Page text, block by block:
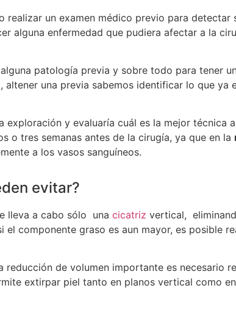
un examen médico previo para detectar
alguna enfermedad que pudiera afectar a la
patología previa y sobre todo para tener
una previa sabemos identificar lo que ya
y evaluaría cuál es la mejor técnica
o tres semanas antes de la cirugía, ya que en la
a los vasos sanguíneos.
evitar?
lleva a cabo sólo una cicatriz vertical,
componente graso es aun mayor, es posible
reducción de volumen importante es necesario
extirpar piel tanto en planos vertical como